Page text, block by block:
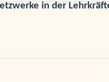
in der